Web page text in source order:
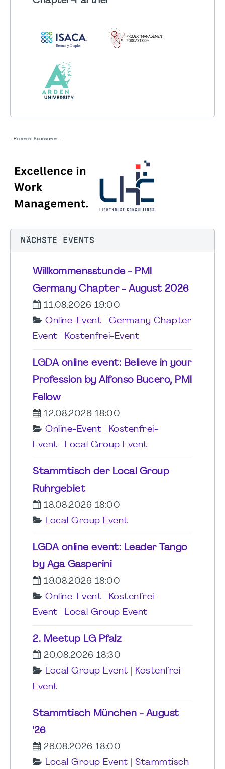
- Premier Sponsoren -
NÄCHSTE EVENTS
Willkommensstunde - PMI
Germany Chapter - August 2026
11.08.2026 19:00
Online-Event
Germany Chapter
Event
Kostenfrei-Event
LGDA online event: Believe in your
Profession by Alfonso Bucero, PMI
Fellow
12.08.2026 18:00
Online-Event
Kostenfrei-
Event
Local Group Event
Stammtisch der Local Group
Ruhrgebiet
18.08.2026 18:00
Local Group Event
LGDA online event: Leader Tango
by Aga Gasperini
19.08.2026 18:00
Online-Event
Kostenfrei-
Event
Local Group Event
2. Meetup LG Pfalz
20.08.2026 18:30
Local Group Event
Kostenfrei-
Event
Stammtisch München - August
'26
26.08.2026 18:00
Local Group Event
Stammtisch